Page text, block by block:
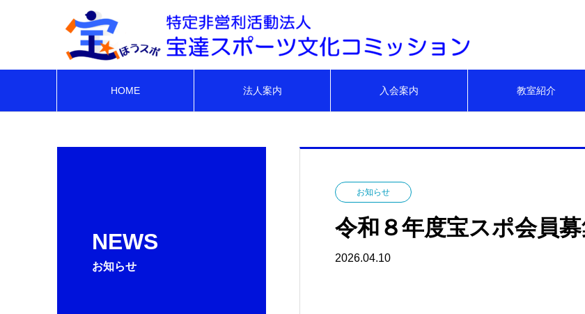
HOME 法人案内 入会案内 教室紹介
NEWS
お知らせ
お知らせ
令和８年度宝スポ会員
2026.04.10